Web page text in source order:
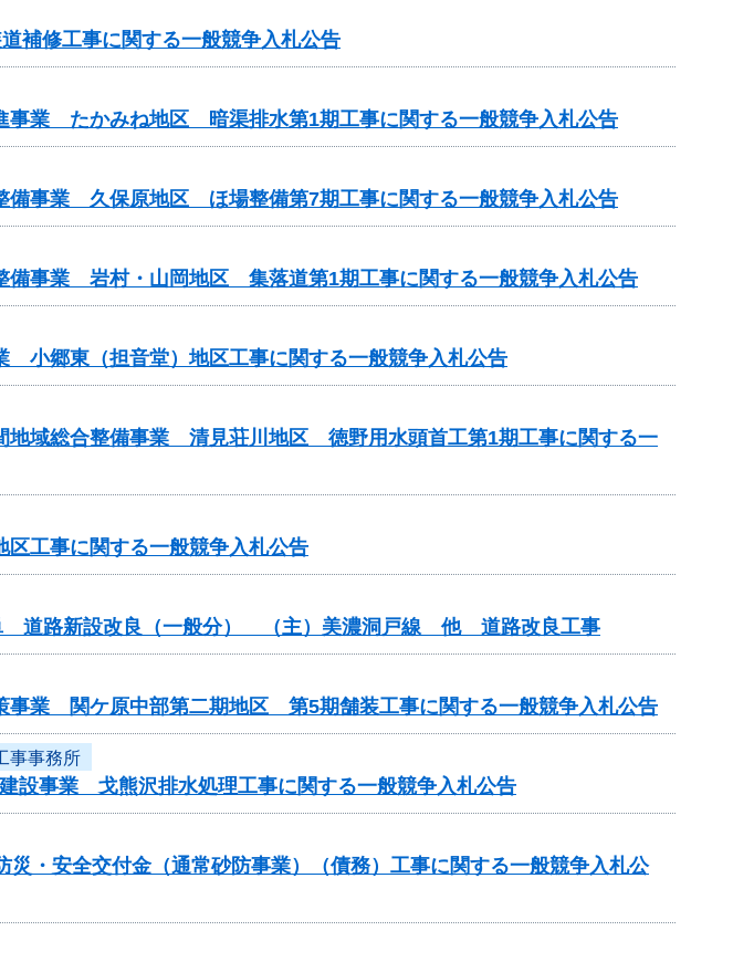
補修工事に関する一般競争入札公告
事業 たかみね地区 暗渠排水第1期工事に関する一般競争入札公告
備事業 久保原地区 ほ場整備第7期工事に関する一般競争入札公告
備事業 岩村・山岡地区 集落道第1期工事に関する一般競争入札公告
小郷東（担音堂）地区工事に関する一般競争入札公告
地域総合整備事業 清見荘川地区 徳野用水頭首工第1期工事に関する一
工事に関する一般競争入札公告
道路新設改良（一般分） （主）美濃洞戸線 他 道路改良工事
事業 関ケ原中部第二期地区 第5期舗装工事に関する一般競争入札公告
事事務所
設事業 戈熊沢排水処理工事に関する一般競争入札公告
・安全交付金（通常砂防事業）（債務）工事に関する一般競争入札公